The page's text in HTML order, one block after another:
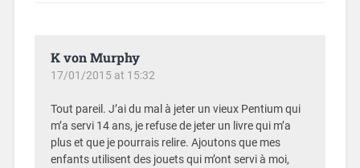
K von Murphy
17/01/2015 at 15:32
Tout pareil. J’ai du mal à jeter un vieux Pentium qui
m’a servi 14 ans, je refuse de jeter un livre qui m’a
plus et que je pourrais relire. Ajoutons que mes
enfants utilisent des jouets qui m’ont servi à moi,